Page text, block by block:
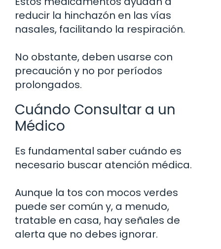
reducir la hinchazón en las vías
nasales, facilitando la respiración.
No obstante, deben usarse con
precaución y no por períodos
prolongados.
Cuándo Consultar a un
Médico
Es fundamental saber cuándo es
necesario buscar atención médica.
Aunque la tos con mocos verdes
puede ser común y, a menudo,
tratable en casa, hay señales de
alerta que no debes ignorar.